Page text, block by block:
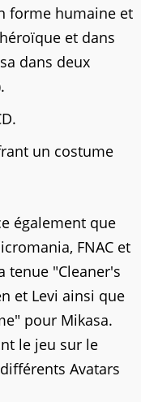
forme humaine et
et dans
dans deux
un costume
également que
FNAC et
tenue "Cleaner's
et Levi ainsi que
pour Mikasa.
le jeu sur le
Avatars